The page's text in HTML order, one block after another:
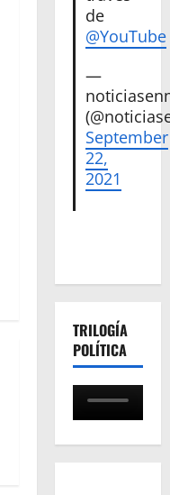
de
@YouTube
—
September
22,
2021
TRILOGÍA
POLÍTICA